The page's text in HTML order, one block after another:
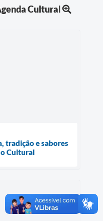
Cultural
tradição e sabores
Cultural